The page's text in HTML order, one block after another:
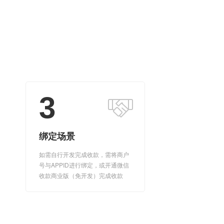
3
绑定场景
如需自行开发完成收款，需将商户
号与APPID进行绑定，或开通微信
收款商业版（免开发）完成收款